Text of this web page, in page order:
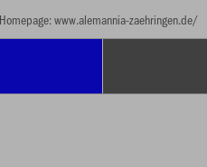
www.alemannia-zaehringen.de/